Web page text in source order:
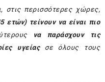
στις περισσότερες χώρες,
ετών) τείνουν να είναι πιο
να παράσχουν τις
υγείαςσε όλους τους